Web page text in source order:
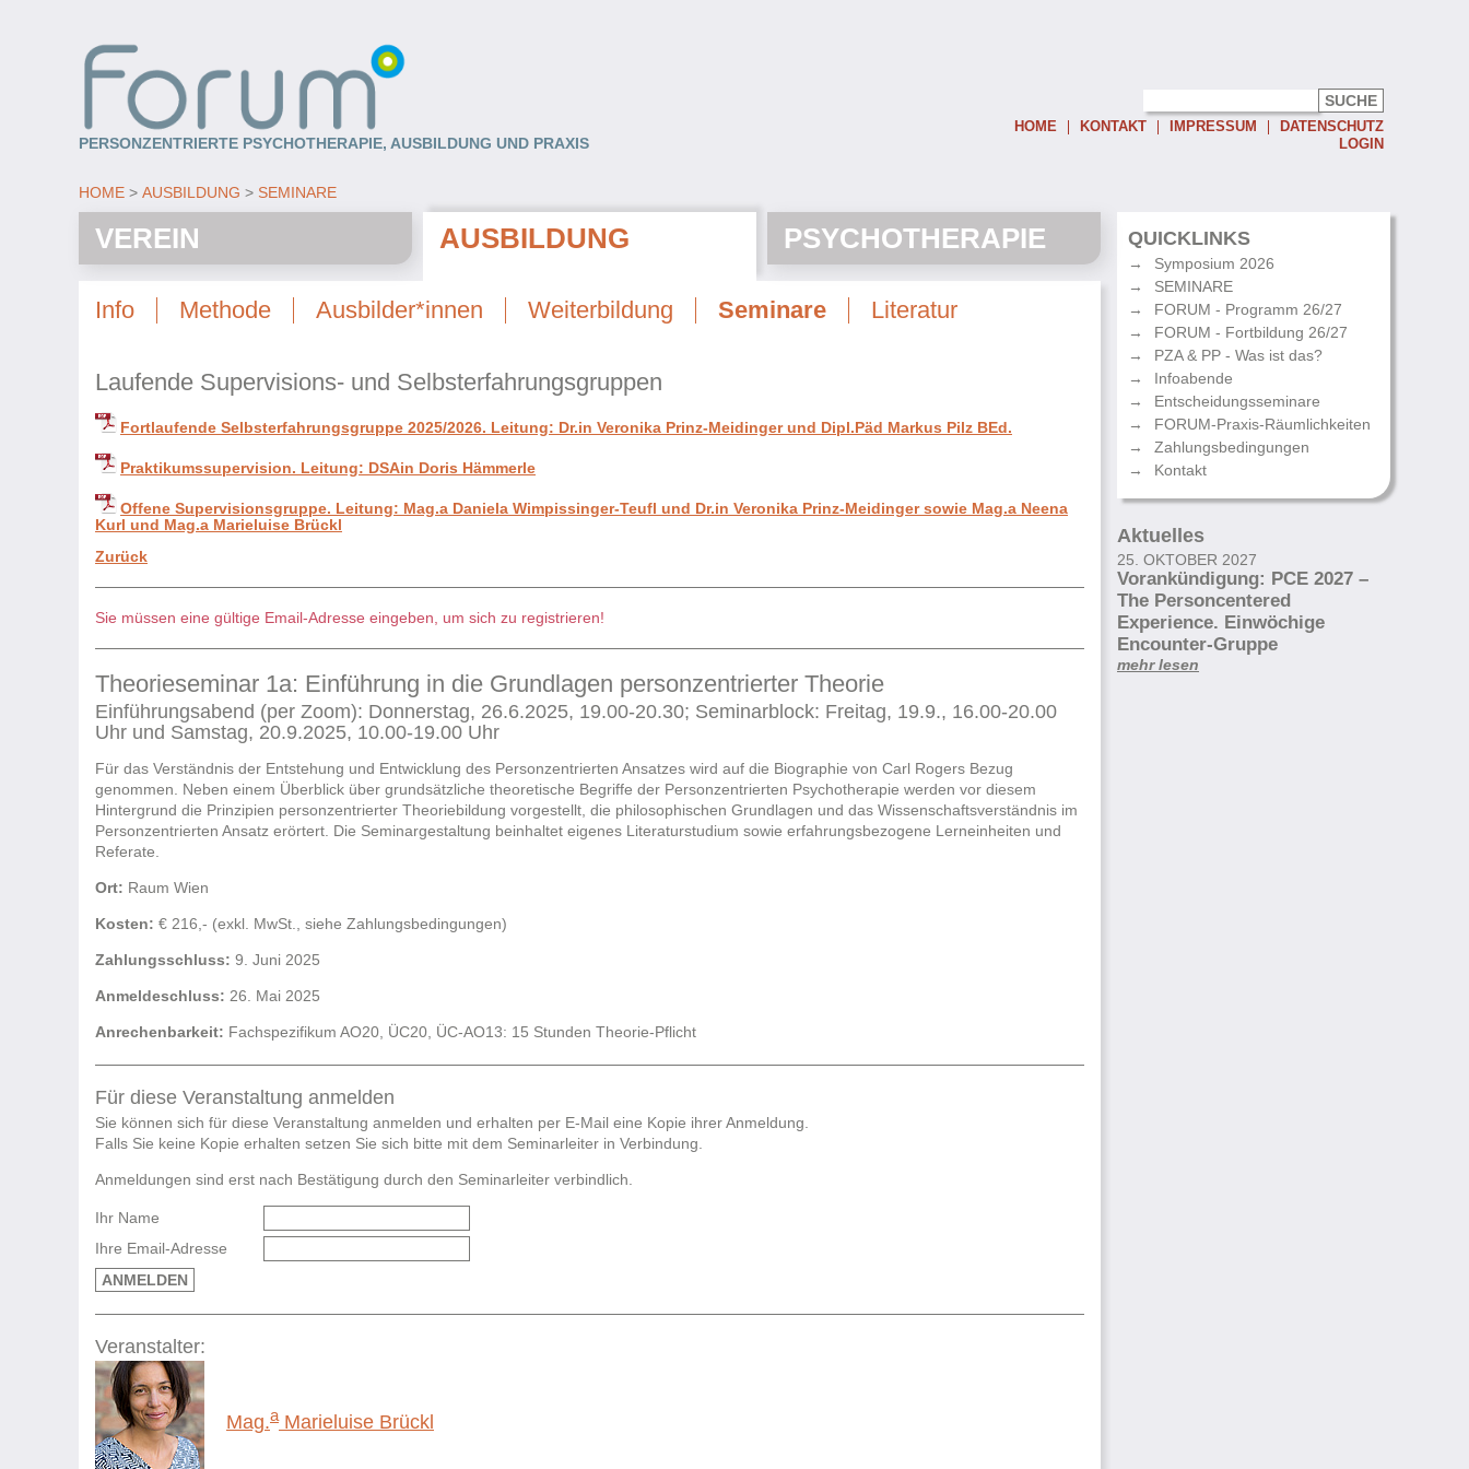
PERSONZENTRIERTE PSYCHOTHERAPIE, AUSBILDUNG UND PRAXIS
HOME KONTAKT IMPRESSUM
DATENSCHUTZ
LOGIN
Password:
Eingeloggt bleiben
Passwort vergessen
HOME AUSBILDUNG SEMINARE
VEREIN AUSBILDUNG PSYCHOTHERAPIE
Info Methode Ausbilder*innen Weiterbildung Seminare Literatur
Laufende Supervisions- und Selbsterfahrungsgruppen
Fortlaufende Selbsterfahrungsgruppe 2025/2026. Leitung: Dr.in Veronika Prinz-Meidinger und Dipl.Päd Markus Pilz BEd.
Praktikumssupervision. Leitung: DSAin Doris Hämmerle
Offene Supervisionsgruppe. Leitung: Mag.a Daniela Wimpissinger-Teufl und Dr.in Veronika Prinz-Meidinger sowie Mag.a Neena
Kurl und Mag.a Marieluise Brückl
Zurück
Sie müssen eine gültige Email-Adresse eingeben, um sich zu registrieren!
Theorieseminar 1a: Einführung in die Grundlagen personzentrierter Theorie
Einführungsabend (per Zoom): Donnerstag, 26.6.2025, 19.00-20.30; Seminarblock: Freitag, 19.9., 16.00-20.00
Uhr und Samstag, 20.9.2025, 10.00-19.00 Uhr
Für das Verständnis der Entstehung und Entwicklung des Personzentrierten Ansatzes wird auf die Biographie von Carl Rogers Bezug
genommen. Neben einem Überblick über grundsätzliche theoretische Begriffe der Personzentrierten Psychotherapie werden vor diesem
Hintergrund die Prinzipien personzentrierter Theoriebildung vorgestellt, die philosophischen Grundlagen und das Wissenschaftsverständnis im
Personzentrierten Ansatz erörtert. Die Seminargestaltung beinhaltet eigenes Literaturstudium sowie erfahrungsbezogene Lerneinheiten und
Referate.
Ort: Raum Wien
Kosten: € 216,- (exkl. MwSt., siehe Zahlungsbedingungen)
Zahlungsschluss: 9. Juni 2025
Anmeldeschluss: 26. Mai 2025
Anrechenbarkeit: Fachspezifikum AO20, ÜC20, ÜC-AO13: 15 Stunden Theorie-Pflicht
Für diese Veranstaltung anmelden
Sie können sich für diese Veranstaltung anmelden und erhalten per E-Mail eine Kopie ihrer Anmeldung.
Falls Sie keine Kopie erhalten setzen Sie sich bitte mit dem Seminarleiter in Verbindung.
Anmeldungen sind erst nach Bestätigung durch den Seminarleiter verbindlich.
Ihr Name
Ihre Email-Adresse
ANMELDEN
Veranstalter:
Mag.aMarieluise Brückl
QUICKLINKS
Symposium 2026
SEMINARE
FORUM - Programm 26/27
FORUM - Fortbildung 26/27
PZA & PP - Was ist das?
Infoabende
Entscheidungsseminare
FORUM-Praxis-Räumlichkeiten
Zahlungsbedingungen
Kontakt
Aktuelles
25. OKTOBER 2027
Vorankündigung: PCE 2027 –
The Personcentered
Experience. Einwöchige
Encounter-Gruppe
mehr lesen